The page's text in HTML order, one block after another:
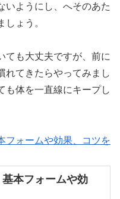
いようにし、へそのあた
ょう。
ても大丈夫ですが、前に
れてきたらやってみまし
も体を一直線にキープし
本フォームや効